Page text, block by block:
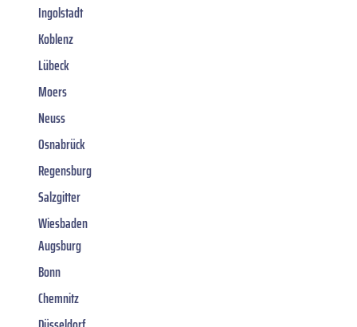
Ingolstadt
Koblenz
Lübeck
Moers
Neuss
Osnabrück
Regensburg
Salzgitter
Wiesbaden
Augsburg
Bonn
Chemnitz